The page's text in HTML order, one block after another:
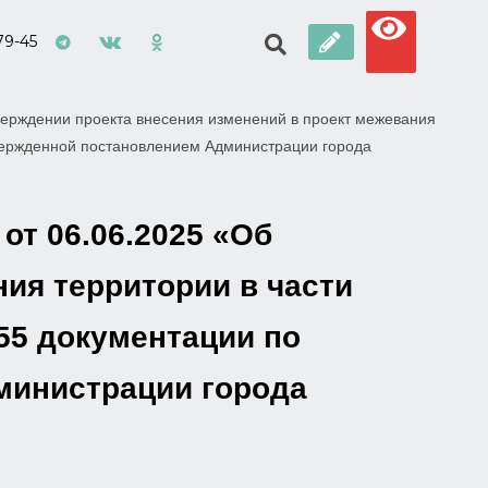
45
проекта внесения изменений в проект межевания
постановлением Администрации города
06.06.2025 «Об
территории в части
документации по
города